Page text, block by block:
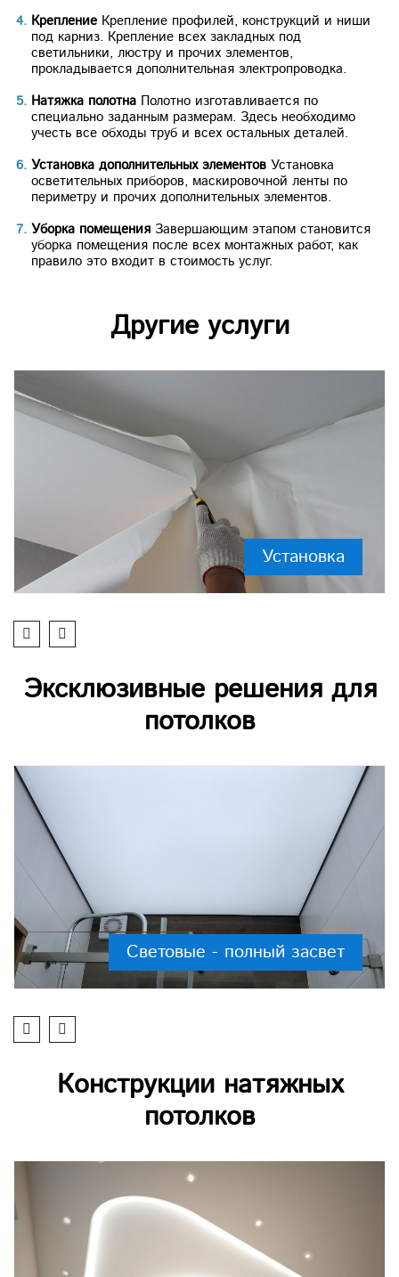
Крепление Крепление профилей, конструкций и ниши
под карниз. Крепление всех закладных под
светильники, люстру и прочих элементов,
прокладывается дополнительная электропроводка.
Натяжка полотна Полотно изготавливается по
специально заданным размерам. Здесь необходимо
учесть все обходы труб и всех остальных деталей.
Установка дополнительных элементов Установка
осветительных приборов, маскировочной ленты по
периметру и прочих дополнительных элементов.
Уборка помещения Завершающим этапом становится
уборка помещения после всех монтажных работ, как
правило это входит в стоимость услуг.
Другие услуги
Установка
Эксклюзивные решения для
потолков
Световые - полный засвет
Конструкции натяжных
потолков